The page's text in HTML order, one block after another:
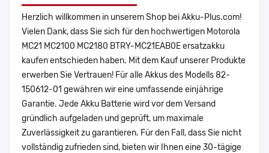
Herzlich willkommen in unserem Shop bei Akku-Plus.com!
Vielen Dank, dass Sie sich für den hochwertigen Motorola
MC21 MC2100 MC2180 BTRY-MC21EAB0E ersatzakku
kaufen entschieden haben. Mit dem Kauf unserer Produkte
erwerben Sie Vertrauen! Für alle Akkus des Modells 82-
150612-01 gewähren wir eine umfassende einjährige
Garantie. Jede Akku Batterie wird vor dem Versand
gründlich aufgeladen und geprüft, um maximale
Zuverlässigkeit zu garantieren. Für den Fall, dass Sie nicht
vollständig zufrieden sind, bieten wir Ihnen eine 30-tägige